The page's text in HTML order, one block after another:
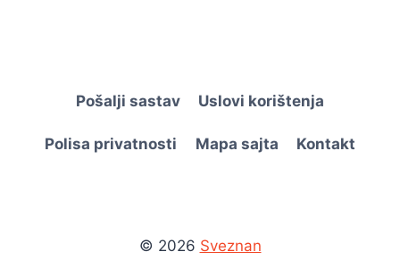
Pošalji sastav Uslovi korištenja
Polisa privatnosti Mapa sajta Kontakt
© 2026 Sveznan